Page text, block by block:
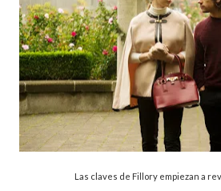
Las claves de Fillory empiezan a